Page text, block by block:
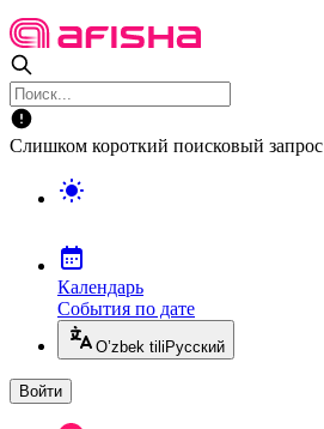
Слишком короткий поисковый запрос
Календарь
События по дате
O’zbek tili Русский
Войти